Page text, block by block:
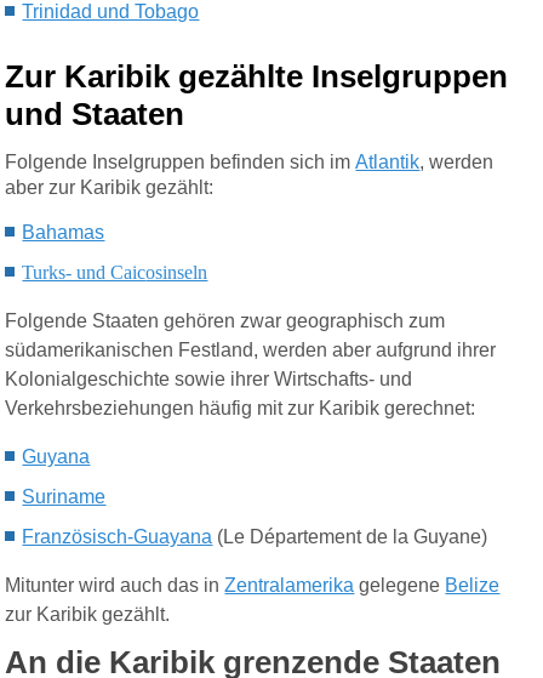
Trinidad und Tobago
Zur Karibik gezählte Inselgruppen
und Staaten
Folgende Inselgruppen befinden sich imAtlantik, werden
aber zur Karibik gezählt:
Bahamas
Turks- und Caicosinseln
Folgende Staaten gehören zwar geographisch zum
südamerikanischen Festland, werden aber aufgrund ihrer
Kolonialgeschichte sowie ihrer Wirtschafts- und
Verkehrsbeziehungen häufig mit zur Karibik gerechnet:
Guyana
Suriname
Französisch-Guayana (Le Département de la Guyane)
Mitunter wird auch das inZentralamerika gelegene Belize
zur Karibik gezählt.
An die Karibik grenzende Staaten